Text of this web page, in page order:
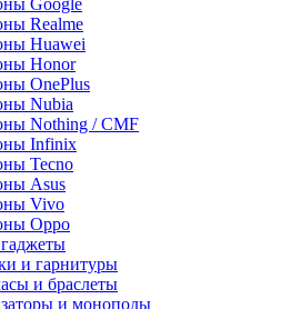
Google
Realme
Huawei
Honor
OnePlus
Nubia
Nothing / CMF
Infinix
Tecno
Asus
Vivo
Oppo
и гарнитуры
и браслеты
и моноподы